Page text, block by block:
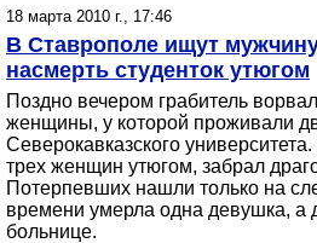
18 марта 2010 г., 17:46
В Ставрополе ищут
насмерть студенток утюгом
Поздно вечером грабитель
женщины, у которой проживали
Северокавказского
трех женщин утюгом, забрал
Потерпевших нашли только на
времени умерла одна девушка, а
больнице.